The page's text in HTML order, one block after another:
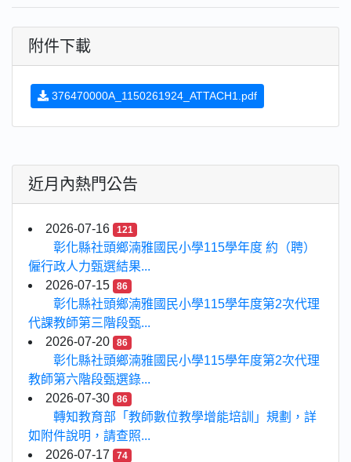
附件下載
376470000A_1150261924_ATTACH1.pdf
近月內熱門公告
2026-07-16 121
彰化縣社頭鄉湳雅國民小學115學年度 約（聘）
僱行政人力甄選結果...
2026-07-15
86
彰化縣社頭鄉湳雅國民小學115學年度第2次代理
代課教師第三階段甄...
2026-07-20
86
彰化縣社頭鄉湳雅國民小學115學年度第2次代理
教師第六階段甄選錄...
2026-07-30
86
轉知教育部「教師數位教學增能培訓」規劃，詳
如附件說明，請查照...
2026-07-17
74